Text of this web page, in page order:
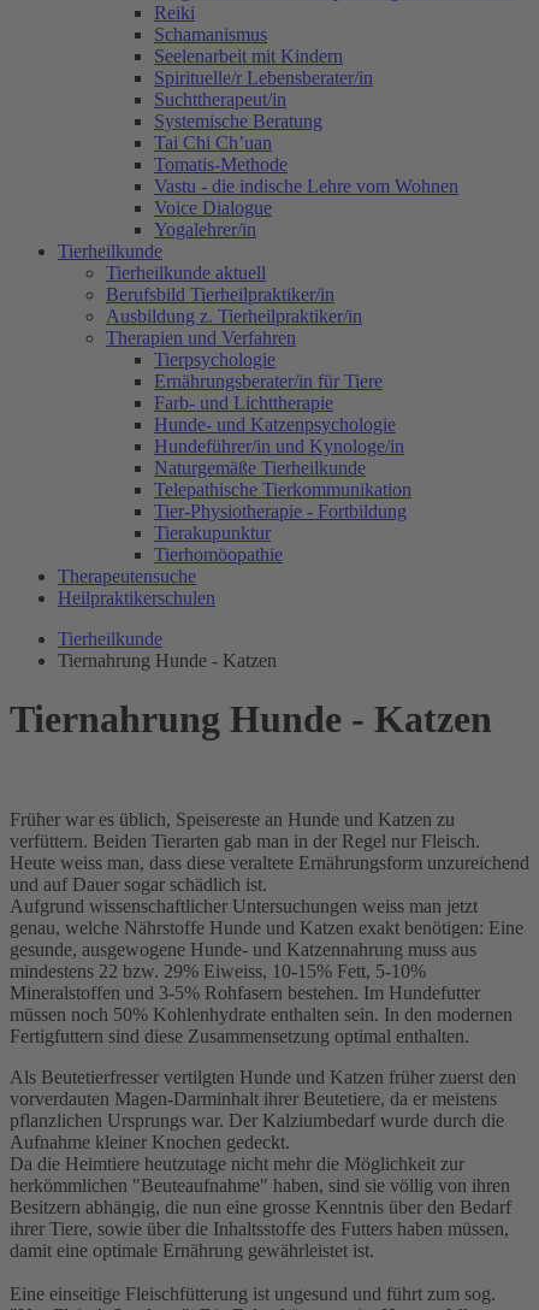
Reiki
Schamanismus
Seelenarbeit mit Kindern
Spirituelle/r Lebensberater/in
Suchttherapeut/in
Systemische Beratung
Tai Chi Ch’uan
Tomatis-Methode
Vastu - die indische Lehre vom Wohnen
Voice Dialogue
Yogalehrer/in
Tierheilkunde
Tierheilkunde aktuell
Berufsbild Tierheilpraktiker/in
Ausbildung z. Tierheilpraktiker/in
Therapien und Verfahren
Tierpsychologie
Ernährungsberater/in für Tiere
Farb- und Lichttherapie
Hunde- und Katzenpsychologie
Hundeführer/in und Kynologe/in
Naturgemäße Tierheilkunde
Telepathische Tierkommunikation
Tier-Physiotherapie - Fortbildung
Tierakupunktur
Tierhomöopathie
Therapeutensuche
Heilpraktikerschulen
Tierheilkunde
Tiernahrung Hunde - Katzen
Tiernahrung Hunde - Katzen
Früher war es üblich, Speisereste an Hunde und Katzen zu
verfüttern. Beiden Tierarten gab man in der Regel nur Fleisch.
Heute weiss man, dass diese veraltete Ernährungsform unzureichend
und auf Dauer sogar schädlich ist.
Aufgrund wissenschaftlicher Untersuchungen weiss man jetzt
genau, welche Nährstoffe Hunde und Katzen exakt benötigen: Eine
gesunde, ausgewogene Hunde- und Katzennahrung muss aus
mindestens 22 bzw. 29% Eiweiss, 10-15% Fett, 5-10%
Mineralstoffen und 3-5% Rohfasern bestehen. Im Hundefutter
müssen noch 50% Kohlenhydrate enthalten sein. In den modernen
Fertigfuttern sind diese Zusammensetzung optimal enthalten.
Als Beutetierfresser vertilgten Hunde und Katzen früher zuerst den
vorverdauten Magen-Darminhalt ihrer Beutetiere, da er meistens
pflanzlichen Ursprungs war. Der Kalziumbedarf wurde durch die
Aufnahme kleiner Knochen gedeckt.
Da die Heimtiere heutzutage nicht mehr die Möglichkeit zur
herkömmlichen "Beuteaufnahme" haben, sind sie völlig von ihren
Besitzern abhängig, die nun eine grosse Kenntnis über den Bedarf
ihrer Tiere, sowie über die Inhaltsstoffe des Futters haben müssen,
damit eine optimale Ernährung gewährleistet ist.
Eine einseitige Fleischfütterung ist ungesund und führt zum sog.